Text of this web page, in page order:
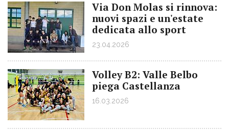
Via Don Molas si rinnova:
nuovi spazi e un'estate
dedicata allo sport
23.04.2026
Volley B2: Valle Belbo
piega Castellanza
16.03.2026